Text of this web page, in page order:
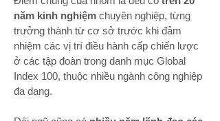
năm kinh nghiệm chuyên nghiệp, từng
trưởng thành từ cơ sở trước khi đảm
nhiệm các vị trí điều hành cấp chiến lược
ở các tập đoàn trong danh mục Global
Index 100, thuộc nhiều ngành công nghiệp
đa dạng.